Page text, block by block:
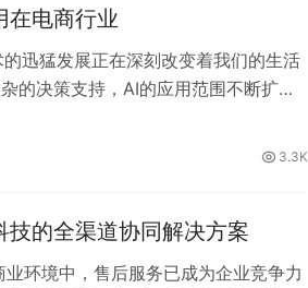
在电商行业
迅猛发展正在深刻改变着我们的生活
的决策支持，AI的应用范围不断扩
3.3K
的全渠道协同解决方案
环境中，售后服务已成为企业竞争力